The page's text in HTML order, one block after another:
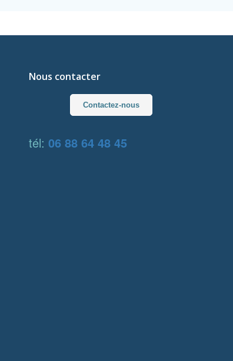
Nous contacter
Contactez-nous
tél: 06 88 64 48 45